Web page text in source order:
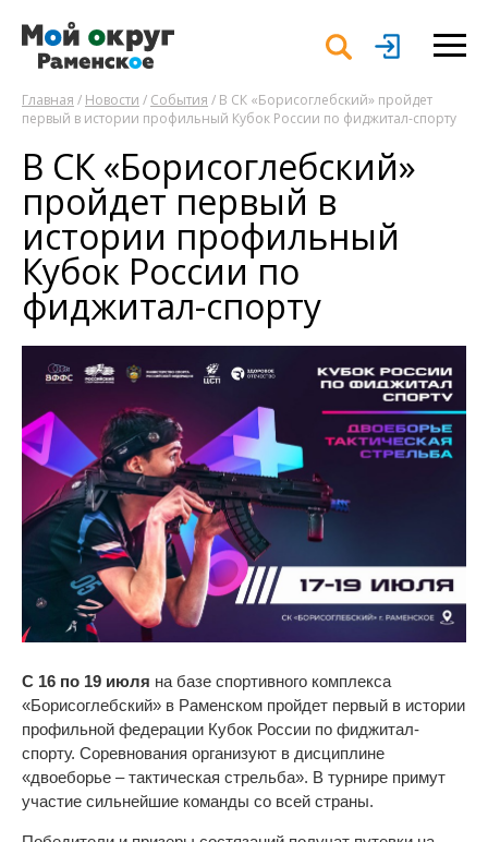
Главная / Новости / События / В СК «Борисоглебский» пройдет
первый в истории профильный Кубок России по фиджитал-спорту
В СК «Борисоглебский»
пройдет первый в
истории профильный
Кубок России по
фиджитал-спорту
С 16 по 19 июля на базе спортивного комплекса
«Борисоглебский» в Раменском пройдет первый в истории
профильной федерации Кубок России по фиджитал-
спорту. Соревнования организуют в дисциплине
«двоеборье – тактическая стрельба». В турнире примут
участие сильнейшие команды со всей страны.